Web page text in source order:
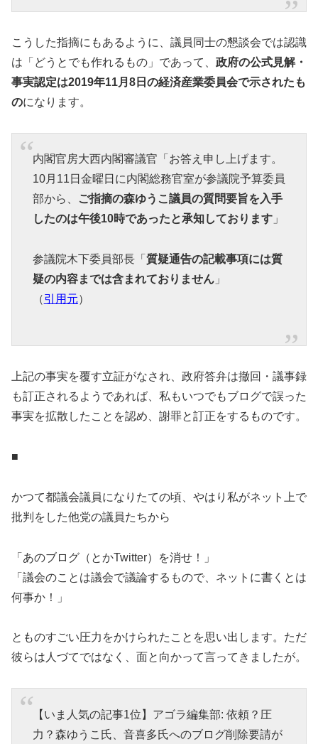
こうした指摘にもあるように、議員同士の懇談会では認識
は「どうとでも作れるもの」であって、 政府の公式見解・
事実認定は2019年11月8日の経済産業委員会で示されたも
のになります。
内閣官房大西内閣審議官「お答え申し上げます。
10月11日金曜日に内閣総務官室が参議院予算委員
部から、
ご指摘の森ゆうこ議員の質問要旨を入手
したのは午後10時であったと承知しております」
参議院木下委員部長「 質疑通告の記載事項には質
疑の内容までは含まれておりません」
（引用元）
上記の事実を覆す立証がなされ、政府答弁は撤回・議事録
も訂正されるようであれば、私もいつでもブログで誤った
事実を拡散したことを認め、謝罪と訂正をするものです。
■
かつて都議会議員になりたての頃、やはり私がネット上で
批判をした他党の議員たちから
「あのブログ（とかTwitter）を消せ！」
「議会のことは議会で議論するもので、ネットに書くとは
何事か！」
とものすごい圧力をかけられたことを思い出します。ただ
彼らは人づてではなく、面と向かって言ってきましたが。
【いま人気の記事1位】アゴラ編集部: 依頼？圧
力？森ゆうこ氏、音喜多氏へのブログ削除要請が